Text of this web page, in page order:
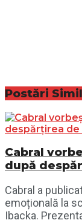
Postări
Cabral
după
Cabral a
emoțională la
Ibacka.